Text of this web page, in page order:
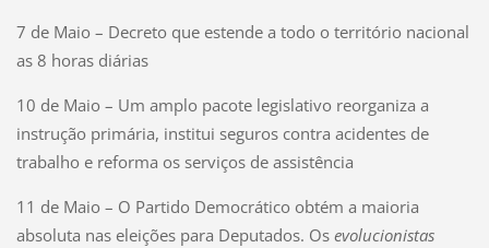
7 de Maio – Decreto que estende a todo o território nacional
as 8 horas diárias
10 de Maio – Um amplo pacote legislativo reorganiza a
instrução primária, institui seguros contra acidentes de
trabalho e reforma os serviços de assistência
11 de Maio – O Partido Democrático obtém a maioria
absoluta nas eleições para Deputados. Os evolucionistas